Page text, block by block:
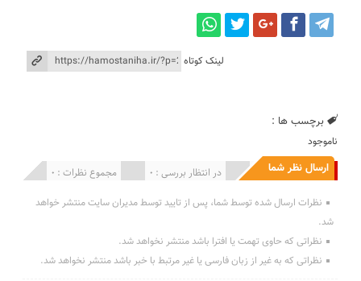
لینک کوتاه
برچسب ها :
ناموجود
ارسال نظر شما مجموع نظرات : 0 در انتظار بررسی : 0 انتشار یافته : 0
نظرات ارسال شده توسط شما، پس از تایید توسط مدیران سایت منتشر خواهد
شد.
نظراتی که حاوی تهمت یا افترا باشد منتشر نخواهد شد.
نظراتی که به غیر از زبان فارسی یا غیر مرتبط با خبر باشد منتشر نخواهد شد.